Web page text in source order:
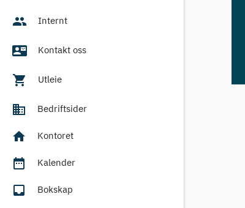
people Internt
contact_mail Kontakt oss
shopping_cart Utleie
business Bedriftsider
home Kontoret
date_range Kalender
inbox Bokskap